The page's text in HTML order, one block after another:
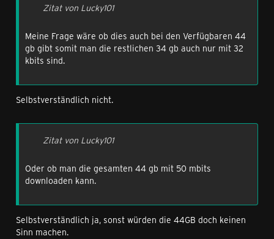
Zitat von Lucky101
Meine Frage wäre ob dies auch bei den Verfügbaren 44
gb gibt somit man die restlichen 34 gb auch nur mit 32
kbits sind.
Selbstverständlich nicht.
Zitat von Lucky101
Oder ob man die gesamten 44 gb mit 50 mbits
downloaden kann.
Selbstverständlich ja, sonst würden die 44GB doch keinen
Sinn machen.